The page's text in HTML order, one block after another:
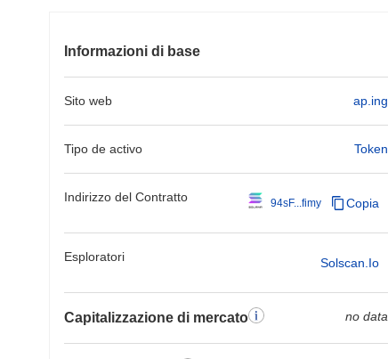
Informazioni di base
Sito web ap.ing
Tipo de activo Token
Indirizzo del Contratto 94sF...fimy Copia
Esploratori Solscan.io
Capitalizzazione di mercato no data